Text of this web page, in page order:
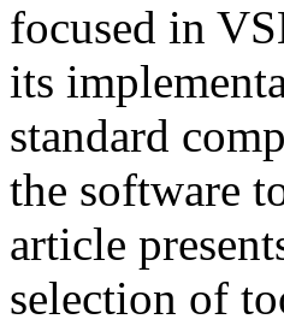
focused in
its
standard
the software
article
selection of